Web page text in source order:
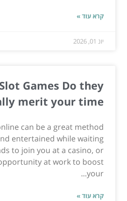
קרא עוד »
יונ 01, 2026
Games Do they
merit your time?
can be a great method
entertained while waiting
to join you at a casino, or
at work to boost
your...
קרא עוד »